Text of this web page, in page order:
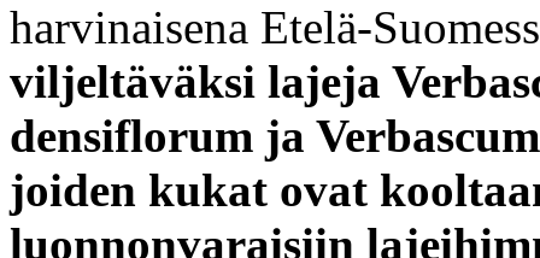
harvinaisena Etelä-
viljeltäväksi lajeja
densiflorum ja
joiden kukat ovat
luonnonvaraisiin